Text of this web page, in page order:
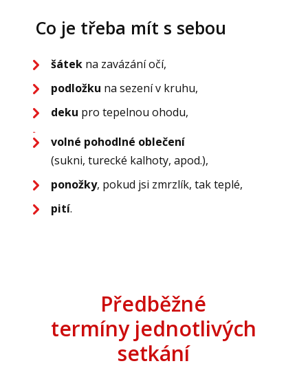
Co je třeba mít s sebou
šátek na zavázání očí,
podložku na sezení v kruhu,
deku pro tepelnou ohodu,
volné pohodlné oblečení
(sukni, turecké kalhoty, apod.),
ponožky, pokud jsi zmrzlík, tak teplé,
pití.
Předběžné
termíny jednotlivých
setkání